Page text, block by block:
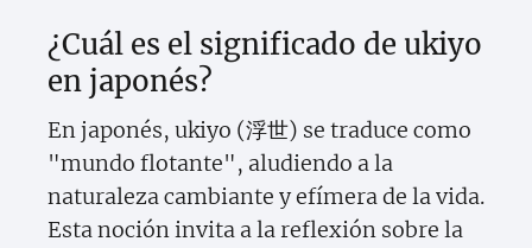
¿Cuál es el significado de ukiyo
en japonés?
En japonés, ukiyo (浮世) se traduce como
"mundo flotante", aludiendo a la
naturaleza cambiante y efímera de la vida.
Esta noción invita a la reflexión sobre la